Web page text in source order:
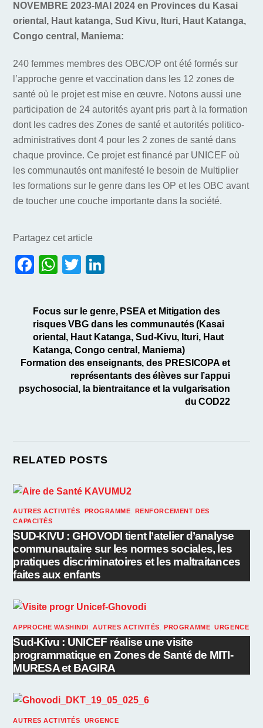
NOVEMBRE 2023-MAI 2024 en Provinces du Kasai
oriental, Haut katanga, Sud Kivu, Ituri, Haut Katanga,
Congo central, Maniema:
240 femmes membres des OBC/OP ont été formés sur
l’approche genre et vaccination dans les 12 zones de
santé où le projet est mise en œuvre. Notons aussi une
participation de 24 autorités ayant pris part à la formation
dont les cadres des Zones de santé et autorités politico-
administratives dont 4 pour les 2 zones de santé dans
chaque province. Ce projet est financé par UNICEF où
les communautés ont manifesté le besoin de Multiplier
les formations sur le genre dans les OP et les OBC avant
de toucher une couche importante dans la société.
Partagez cet article
F
c
e
b
o
k
W
s
A
p
T
itt
er e
dI
n
Focus sur le genre, PSEA et Mitigation des
risques VBG dans les communautés (Kasai
oriental, Haut Katanga, Sud-Kivu, Ituri, Haut
Katanga, Congo central, Maniema)
Formation des enseignants, des PRESICOPA et
représentants des élèves sur l’appui
psychosocial, la bientraitance et la vulgarisation
du COD22
RELATED POSTS
AUTRES ACTIVITÉS PROGRAMME
RENFORCEMENT DES
CAPACITÉS
SUD-KIVU : GHOVODI tient l’atelier d’analyse
communautaire sur les normes sociales, les
pratiques discriminatoires et les maltraitances
faites aux enfants
APPROCHE WASHINDI ,AUTRES ACTIVITÉS ,PROGRAMME ,URGENCE
Sud-Kivu : UNICEF réalise une visite
programmatique en Zones de Santé de MITI-
MURESA et BAGIRA
AUTRES ACTIVITÉS URGENCE